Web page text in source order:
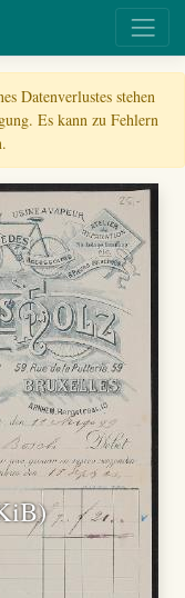
Datenverlustes stehen
Es kann zu Fehlern